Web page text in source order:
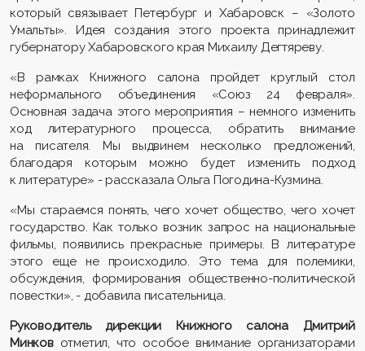
который связывает Петербург и Хабаровск – «Золото
Умальты». Идея создания этого проекта принадлежит
губернатору Хабаровского края Михаилу Дегтяреву.
«В рамках Книжного салона пройдет круглый стол
неформального объединения «Союз 24 февраля».
Основная задача этого мероприятия – немного изменить
ход литературного процесса, обратить внимание
на писателя. Мы выдвинем несколько предложений,
благодаря которым можно будет изменить подход
к литературе» - рассказала Ольга Погодина-Кузмина.
«Мы стараемся понять, чего хочет общество, чего хочет
государство. Как только возник запрос на национальные
фильмы, появились прекрасные примеры. В литературе
этого еще не происходило. Это тема для полемики,
обсуждения, формирования общественно-политической
повестки», - добавила писательница.
Руководитель дирекции Книжного салона Дмитрий
Минков отметил, что особое внимание организаторами